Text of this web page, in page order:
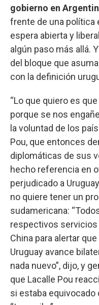
gobierno en
frente de una política
espera abierta y
algún paso más allá.
del bloque que
con la definición
“Lo que quiero es
porque se nos
la voluntad de los
Pou, que entonces
diplomáticas de sus
hecho referencia en
perjudicado a
no quiere tener un
sudamericana:
respectivos servicios
China para alertar
Uruguay avance
nada nuevo”, dijo, y
que Lacalle Pou
si estaba equivocado